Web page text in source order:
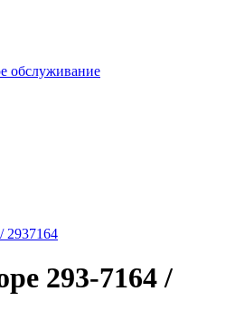
обслуживание
2937164
293-7164 /